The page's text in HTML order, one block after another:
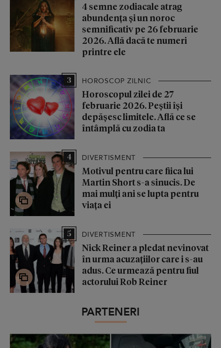
4 semne zodiacale atrag
abundența și un noroc
semnificativ pe 26 februarie
2026. Află dacă te numeri
printre ele
3 HOROSCOP ZILNIC
Horoscopul zilei de 27
februarie 2026. Peștii își
depășesc limitele. Află ce se
întâmplă cu zodia ta
4 DIVERTISMENT
Motivul pentru care fiica lui
Martin Short s-a sinucis. De
mai mulți ani se lupta pentru
viața ei
5 DIVERTISMENT
Nick Reiner a pledat nevinovat
în urma acuzațiilor care i s-au
adus. Ce urmează pentru fiul
actorului Rob Reiner
PARTENERI